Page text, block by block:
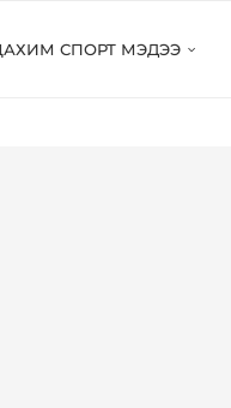
СПОРТ МЭДЭЭ